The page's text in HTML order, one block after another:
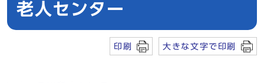
老人センター
印刷 大きな文字で印刷